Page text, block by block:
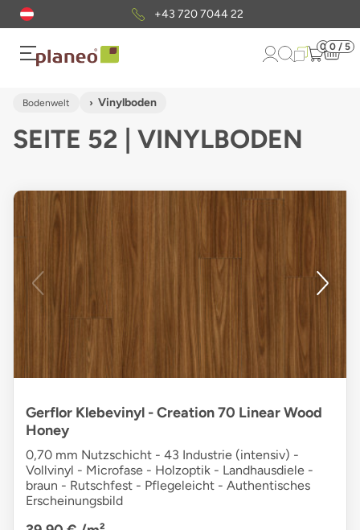
KostenloserMusterversand
0 0 / 5
Bodenwelt Vinylboden
SEITE 52 | VINYLBODEN
Gerflor Klebevinyl - Creation 70 Linear Wood
Honey
0,70 mm Nutzschicht - 43 Industrie (intensiv) -
Vollvinyl - Microfase - Holzoptik - Landhausdiele -
braun - Rutschfest - Pflegeleicht - Authentisches
Erscheinungsbild